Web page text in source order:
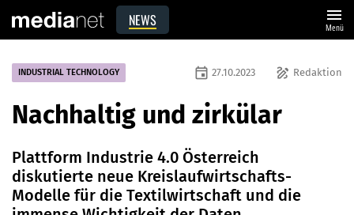
NEWS menu
Menü
INDUSTRIAL TECHNOLOGY draw Redaktion
event 27.10.2023
Nachhaltig und zirkülar
Plattform Industrie 4.0 Österreich
diskutierte neue Kreislaufwirtschafts-
Modelle für die Textilwirtschaft und die